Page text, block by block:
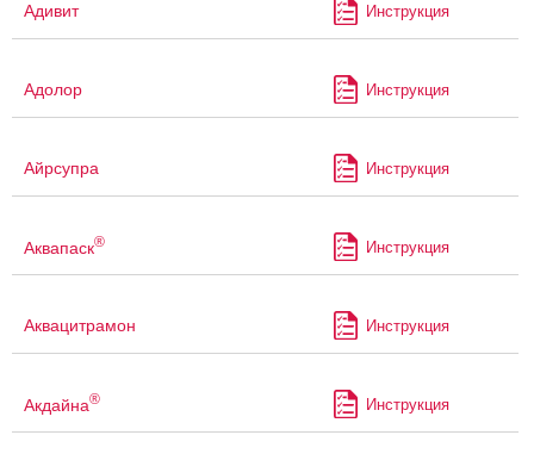
Адивит Инструкция
Адолор Инструкция
Айрсупра Инструкция
Аквапаск® Инструкция
Аквацитрамон Инструкция
Акдайна® Инструкция